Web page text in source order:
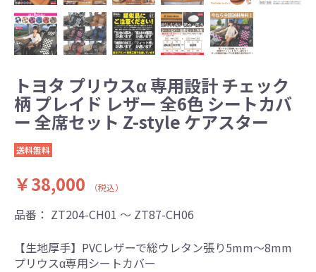
トヨタ プリウスα 専用設計 チェック
柄 プレイド レザー 全6色 シートカバ
ー 全席セット Z-style ケアスター
送料無料
￥38,000 （税込）
品番： ZT204-CH01 ～ ZT87-CH06
【生地厚手】PVCレザーで総ウレタン張り5mm～8mm
プリウスα専用シートカバー